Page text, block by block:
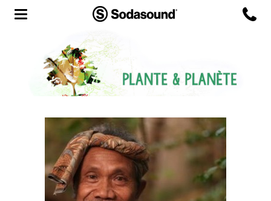
Agency
Team
3D Tour
Studios